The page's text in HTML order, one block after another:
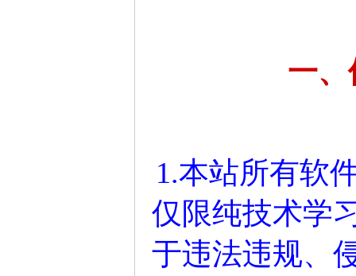
一
1.本站所有软
仅限纯技术学
于违法违规、